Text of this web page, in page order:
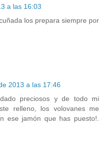
a las 16:03
los prepara siempre por
2013 a las 17:46
preciosos y de todo mi
relleno, los volovanes me
ese jamón que has puesto!.